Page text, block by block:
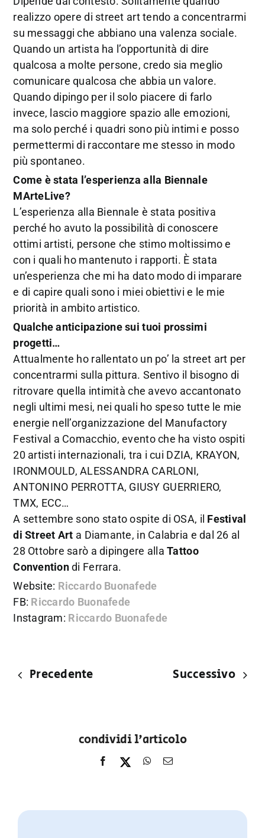
realizzo opere di street art tendo a concentrarmi
su messaggi che abbiano una valenza sociale.
Quando un artista ha l’opportunità di dire
qualcosa a molte persone, credo sia meglio
comunicare qualcosa che abbia un valore.
Quando dipingo per il solo piacere di farlo
invece, lascio maggiore spazio alle emozioni,
ma solo perché i quadri sono più intimi e posso
permettermi di raccontare me stesso in modo
più spontaneo.
Come è stata l’esperienza alla Biennale
MArteLive?
L’esperienza alla Biennale è stata positiva
perché ho avuto la possibilità di conoscere
ottimi artisti, persone che stimo moltissimo e
con i quali ho mantenuto i rapporti. È stata
un’esperienza che mi ha dato modo di imparare
e di capire quali sono i miei obiettivi e le mie
priorità in ambito artistico.
Qualche anticipazione sui tuoi prossimi
progetti…
Attualmente ho rallentato un po’ la street art per
concentrarmi sulla pittura. Sentivo il bisogno di
ritrovare quella intimità che avevo accantonato
negli ultimi mesi, nei quali ho speso tutte le mie
energie nell’organizzazione del Manufactory
Festival a Comacchio, evento che ha visto ospiti
20 artisti internazionali, tra i cui DZIA, KRAYON,
IRONMOULD, ALESSANDRA CARLONI,
ANTONINO PERROTTA, GIUSY GUERRIERO,
TMX, ECC…
A settembre sono stato ospite di OSA, il Festival
di Street Art a Diamante, in Calabria e dal 26 al
28 Ottobre sarò a dipingere allaTattoo
Conventiondi Ferrara.
Website: Riccardo Buonafede
FB: Riccardo Buonafede
Instagram: Riccardo Buonafede
Precedente Successivo
condividi l'articolo